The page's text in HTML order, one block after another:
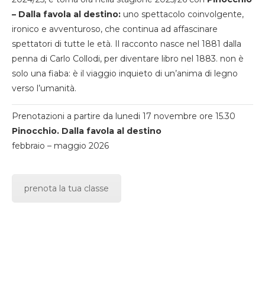
– Dalla favola al destino: uno spettacolo coinvolgente,
ironico e avventuroso, che continua ad affascinare
spettatori di tutte le età. Il racconto nasce nel 1881 dalla
penna di Carlo Collodi, per diventare libro nel 1883. non è
solo una fiaba: è il viaggio inquieto di un’anima di legno
verso l’umanità.
Prenotazioni a partire da lunedi 17 novembre ore 15.30
Pinocchio. Dalla favola al destino
febbraio – maggio 2026
prenota la tua classe